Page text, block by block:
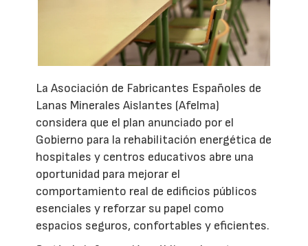
La Asociación de Fabricantes Españoles de
Lanas Minerales Aislantes (Afelma)
considera que el plan anunciado por el
Gobierno para la rehabilitación energética de
hospitales y centros educativos abre una
oportunidad para mejorar el
comportamiento real de edificios públicos
esenciales y reforzar su papel como
espacios seguros, confortables y eficientes.